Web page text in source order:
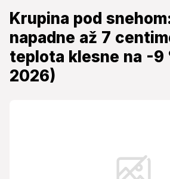
Krupina pod
napadne až 7
teplota klesne na -9
2026)
Krupina pod snehom:
napadne až 7
klesne na -9 °C (13.
Utorkové počasie preverí
zimné podmienky, ktoré so sebou